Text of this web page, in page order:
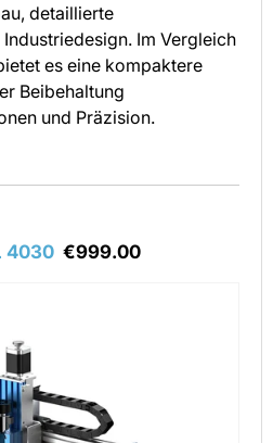
detaillierte
Im Vergleich
es eine kompaktere
Beibehaltung
und Präzision.
4030 €999.00